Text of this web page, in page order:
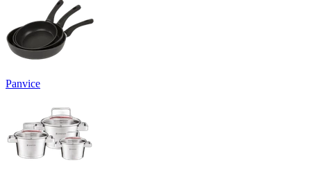
Panvice